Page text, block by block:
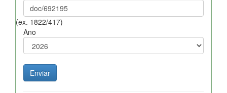
(ex. 1822/417)
Ano